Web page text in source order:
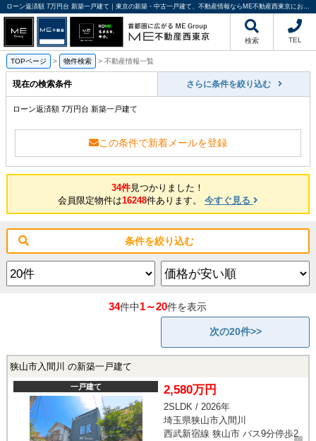
ローン返済額 7万円台 新築一戸建て｜東京の新築・中古一戸建て、不動産情報ならME不動産西東京にお任せください
検索 TEL
TOPページ > 物件検索 > 不動産情報一覧
現在の検索条件 さらに条件を絞り込む
ローン返済額 7万円台 新築一戸建て
この条件で新着メールを登録
34件見つかりました！
会員限定物件は16248件あります。 今すぐ見る
条件を絞り込む
34件中1～20件を表示
次の20件>>
狭山市入間川 の新築一戸建て
一戸建て 2,580万円
2SLDK / 2026年
埼玉県狭山市入間川
西武新宿線 狭山市 バス9分停歩2